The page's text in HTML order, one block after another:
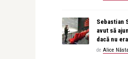
Sebastian
avut să
dacă nu
de Alice